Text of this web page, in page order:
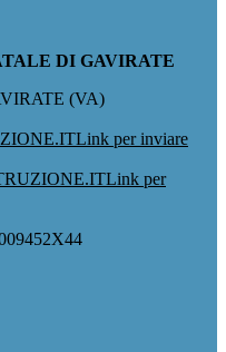
DI GAVIRATE
(VA)
Link per inviare
Link per